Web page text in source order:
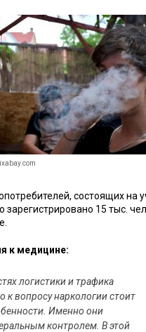
состоящих на
15 тыс.
к медицине:
логистики и трафика
вопросу наркологии стоит
Именно они
контролем. В этой